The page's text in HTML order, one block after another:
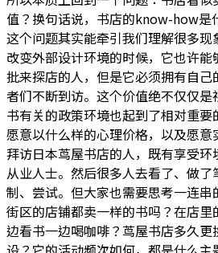
值？换句话说，书店的know-how是
这个问题其实能牵引我们理解很多
改变外部设计环境的时候，它也许
批来探店的人，但是它必须拥有自
者们不断到访。这个价值绝不仅仅
书有关的政策环境也起到了相对重
愿意以什么样的心理价格，以及愿意
拜访日本茑屋书店的人，既有享受
从业人士。然后很多人去看了、做了
制、尝试。但大家也需要思考一连
街区的店铺都卖一样的书吗？在店
边看书一边喝咖啡？茑屋书店多久